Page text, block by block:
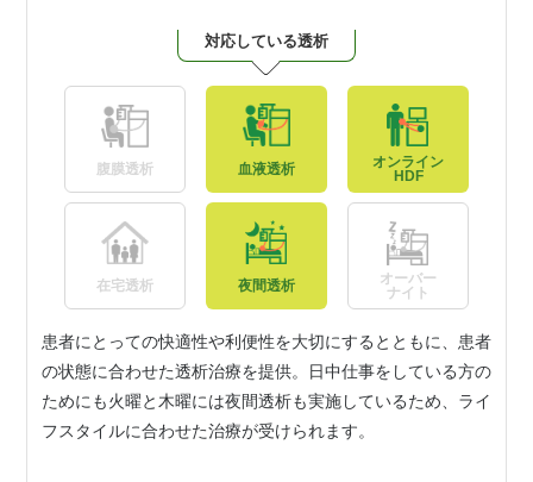
対応している透析
腹膜透析 血液透析
オンライン
HDF
在宅透析 夜間透析
オーバー
ナイト
患者にとっての快適性や利便性を大切にするとともに、患者
の状態に合わせた透析治療を提供。日中仕事をしている方の
ためにも火曜と木曜には夜間透析も実施しているため、ライ
フスタイルに合わせた治療が受けられます。